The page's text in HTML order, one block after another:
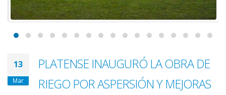
13
Mar
PLATENSE INAUGURÓ LA OBRA DE
RIEGO POR ASPERSIÓN Y MEJORAS